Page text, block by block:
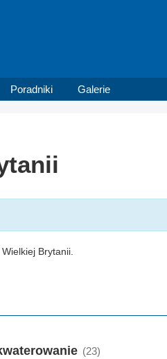
Poradniki Galerie
Brytanii.
(23)